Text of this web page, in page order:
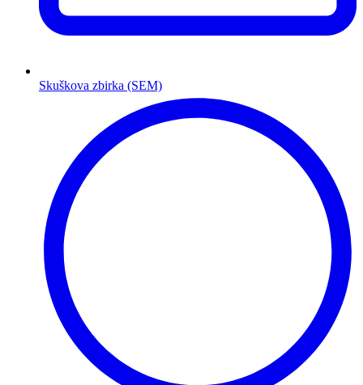
Skuškova zbirka (SEM)